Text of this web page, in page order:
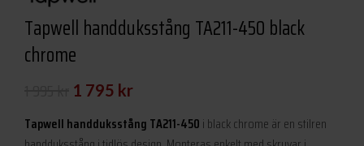
Tapwell handduksstång TA211-450 black
chrome
Det
ursprungliga
1 795 krDet
nuvarande
Tapwell handduksstång TA211-450 i black chrome är en stilren